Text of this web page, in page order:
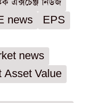
news
EPS
news
Asset Value